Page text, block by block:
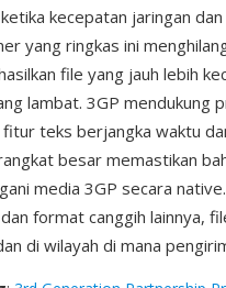
kecepatan jaringan
yang ringkas ini
file yang jauh lebih
lambat. 3GP mendukung
teks berjangka waktu
besar memastikan
media 3GP secara
format canggih lainnya,
di wilayah di mana